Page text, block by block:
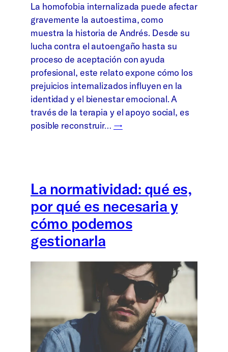
La homofobia internalizada puede afectar
gravemente la autoestima, como
muestra la historia de Andrés. Desde su
lucha contra el autoengaño hasta su
proceso de aceptación con ayuda
profesional, este relato expone cómo los
prejuicios internalizados influyen en la
identidad y el bienestar emocional. A
través de la terapia y el apoyo social, es
posible reconstruir… →
La normatividad: qué es,
por qué es necesaria y
cómo podemos
gestionarla